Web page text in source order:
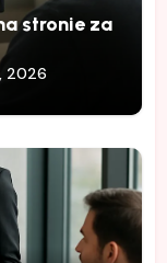
stronie za
2026